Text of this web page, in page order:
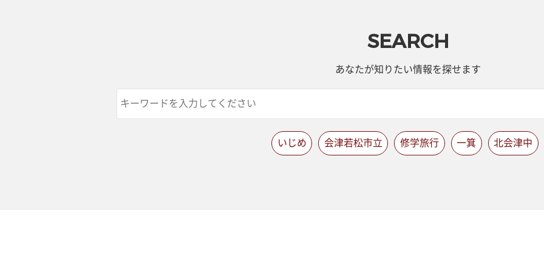
SEARCH
あなたが知りたい情報を探せます
いじめ 会津若松市立 修学旅行 一箕 北会津中